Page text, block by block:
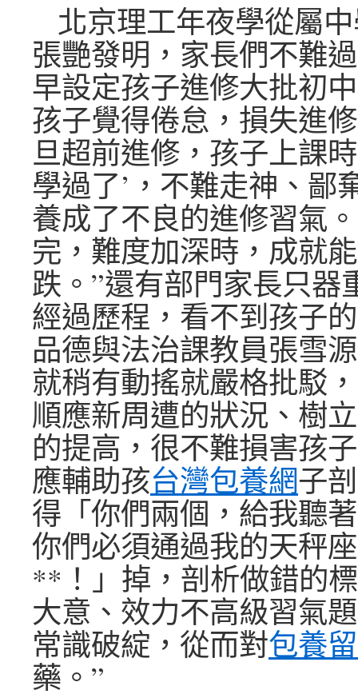
北京理工年夜學從屬
張艷發明，家長們不難
早設定孩子進修大批初
孩子覺得倦怠，損失進
旦超前進修，孩子上課
學過了’，不難走神、鄙
養成了不良的進修習氣
完，難度加深時，成就
跌。”還有部門家長只器
經過歷程，看不到孩子
品德與法治課教員張雪
就稍有動搖就嚴格批駁
順應新周遭的狀況、樹
的提高，很不難損害孩
應輔助孩台灣包養網子
得「你們兩個，給我聽
你們必須通過我的天秤
**！」掉，剖析做錯的
大意、效力不高級習氣
常識破綻，從而對包養
藥。”